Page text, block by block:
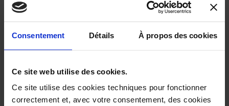
Consentement Détails À propos des cookies
Ce site web utilise des cookies.
Ce site utilise des cookies techniques pour fonctionner
correctement et, avec votre consentement, des cookies
Rimini | 03-06 Novembre 2015
| Aussi cette année, nous renouvelons notre
présence à la foire Ecomondo avec nouvelles